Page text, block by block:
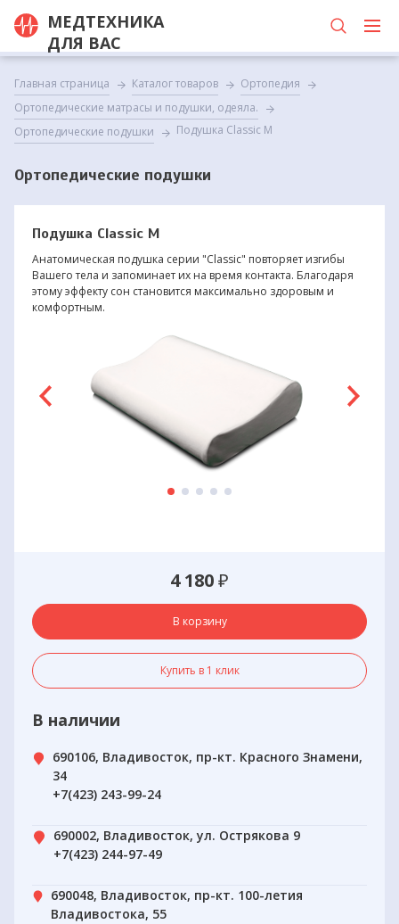
МЕДТЕХНИКА
ДЛЯ ВАС
Главная страница Каталог товаров
Ортопедия
Ортопедические матрасы и подушки, одеяла.
Ортопедические подушки
Подушка Classic M
Ортопедические подушки
Подушка Classic M
Анатомическая подушка серии "Classic" повторяет изгибы
Вашего тела и запоминает их на время контакта. Благодаря
этому эффекту сон становится максимально здоровым и
комфортным.
4 180₽
В корзину
Купить в 1 клик
В наличии
690106, Владивосток, пр-кт. Красного Знамени,
34
+7(423) 243-99-24
690002, Владивосток, ул. Острякова 9
+7(423) 244-97-49
690048, Владивосток, пр-кт. 100-летия
Владивостока, 55